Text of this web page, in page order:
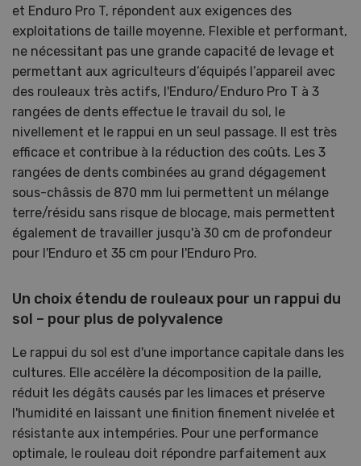
et Enduro Pro T, répondent aux exigences des
exploitations de taille moyenne. Flexible et performant,
ne nécessitant pas une grande capacité de levage et
permettant aux agriculteurs d’équipés l’appareil avec
des rouleaux très actifs, l'Enduro/Enduro Pro T à 3
rangées de dents effectue le travail du sol, le
nivellement et le rappui en un seul passage. Il est très
efficace et contribue à la réduction des coûts. Les 3
rangées de dents combinées au grand dégagement
sous-châssis de 870 mm lui permettent un mélange
terre/résidu sans risque de blocage, mais permettent
également de travailler jusqu'à 30 cm de profondeur
pour l'Enduro et 35 cm pour l'Enduro Pro.
Un choix étendu de rouleaux pour un rappui du
sol – pour plus de polyvalence
Le rappui du sol est d'une importance capitale dans les
cultures. Elle accélère la décomposition de la paille,
réduit les dégâts causés par les limaces et préserve
l'humidité en laissant une finition finement nivelée et
résistante aux intempéries. Pour une performance
optimale, le rouleau doit répondre parfaitement aux